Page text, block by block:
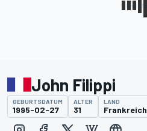
John Filippi
GEBURTSDATUM
1995-02-27
ALTER
31
LAND
Frankreich